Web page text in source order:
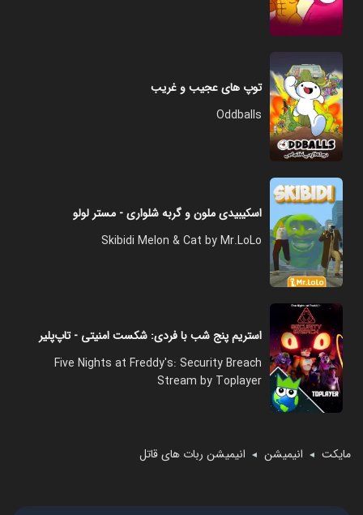
توپ های عجیب و غریب
Oddballs
اسکیبیدی ملون و گربه شلواری - مستر لولو
Skibidi Melon & Cat by Mr.LoLo
استریم پنج شب با فردی: شکست امنیتی - تاپ‌پلیر
Five Nights at Freddy's: Security Breach
Stream by Toplayer
مایکت ◄ انیمیشن ◄ انیمیشن ربات های قاتل